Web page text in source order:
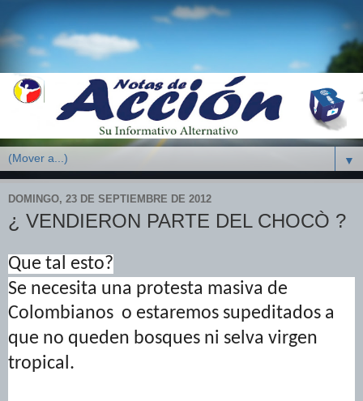
▼
DOMINGO, 23 DE SEPTIEMBRE DE 2012
¿ VENDIERON PARTE DEL CHOCÒ ?
Que tal esto?
Se necesita una protesta masiva de
Colombianos o estaremos supeditados a
que no queden bosques ni selva virgen
tropical.